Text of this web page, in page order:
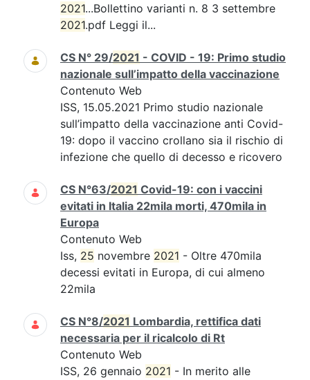
2021...Bollettino varianti n. 8 3 settembre
2021.pdf Leggi il...
CS N° 29/2021 - COVID - 19: Primo studio
nazionale sull’impatto della vaccinazione
Contenuto Web
ISS, 15.05.2021 Primo studio nazionale
sull’impatto della vaccinazione anti Covid-
19: dopo il vaccino crollano sia il rischio di
infezione che quello di decesso e ricovero
CS N°63/2021 Covid-19: con i vaccini
evitati in Italia 22mila morti, 470mila in
Europa
Contenuto Web
Iss, 25 novembre 2021 - Oltre 470mila
decessi evitati in Europa, di cui almeno
22mila
CS N°8/2021 Lombardia, rettifica dati
necessaria per il ricalcolo di Rt
Contenuto Web
ISS, 26 gennaio 2021 - In merito alle